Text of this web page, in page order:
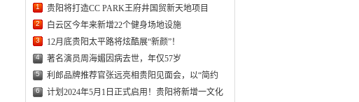
1 贵阳将打造CC PARK王府井国贸新天地项目
2 白云区今年来新增22个健身场地设施
3 12月底贵阳太平路将炫酷展“新颜”！
4 著名演员周海媚因病去世，年仅57岁
5 利郎品牌推荐官张远亮相贵阳见面会，以“简约
6 计划2024年5月1日正式启用！贵阳将新增一文化